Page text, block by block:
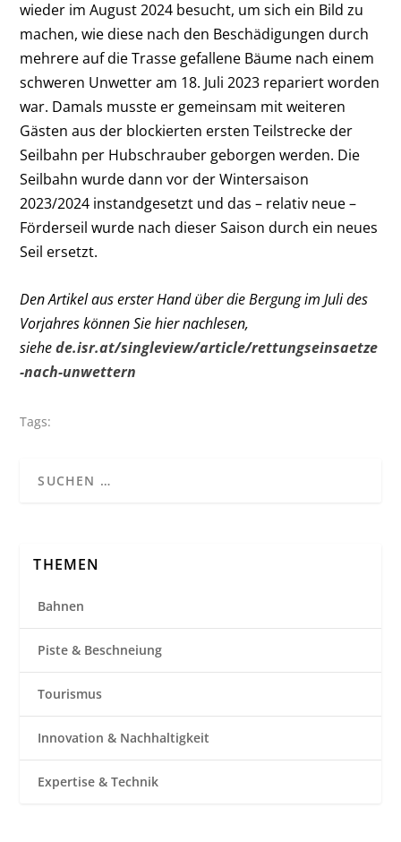
wieder im August 2024 besucht, um sich ein Bild zu
machen, wie diese nach den Beschädigungen durch
mehrere auf die Trasse gefallene Bäume nach einem
schweren Unwetter am 18. Juli 2023 repariert worden
war. Damals musste er gemeinsam mit weiteren
Gästen aus der blockierten ersten Teilstrecke der
Seilbahn per Hubschrauber geborgen werden. Die
Seilbahn wurde dann vor der Wintersaison
2023/2024 instandgesetzt und das – relativ neue –
Förderseil wurde nach dieser Saison durch ein neues
Seil ersetzt.
Den Artikel aus erster Hand über die Bergung im Juli des
Vorjahres können Sie hier nachlesen,
siehede.isr.at/singleview/article/rettungseinsaetze
-nach-unwettern
Tags:
THEMEN
Bahnen
Piste & Beschneiung
Tourismus
Innovation & Nachhaltigkeit
Expertise & Technik